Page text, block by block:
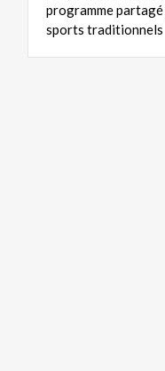
programme
sports traditionnels